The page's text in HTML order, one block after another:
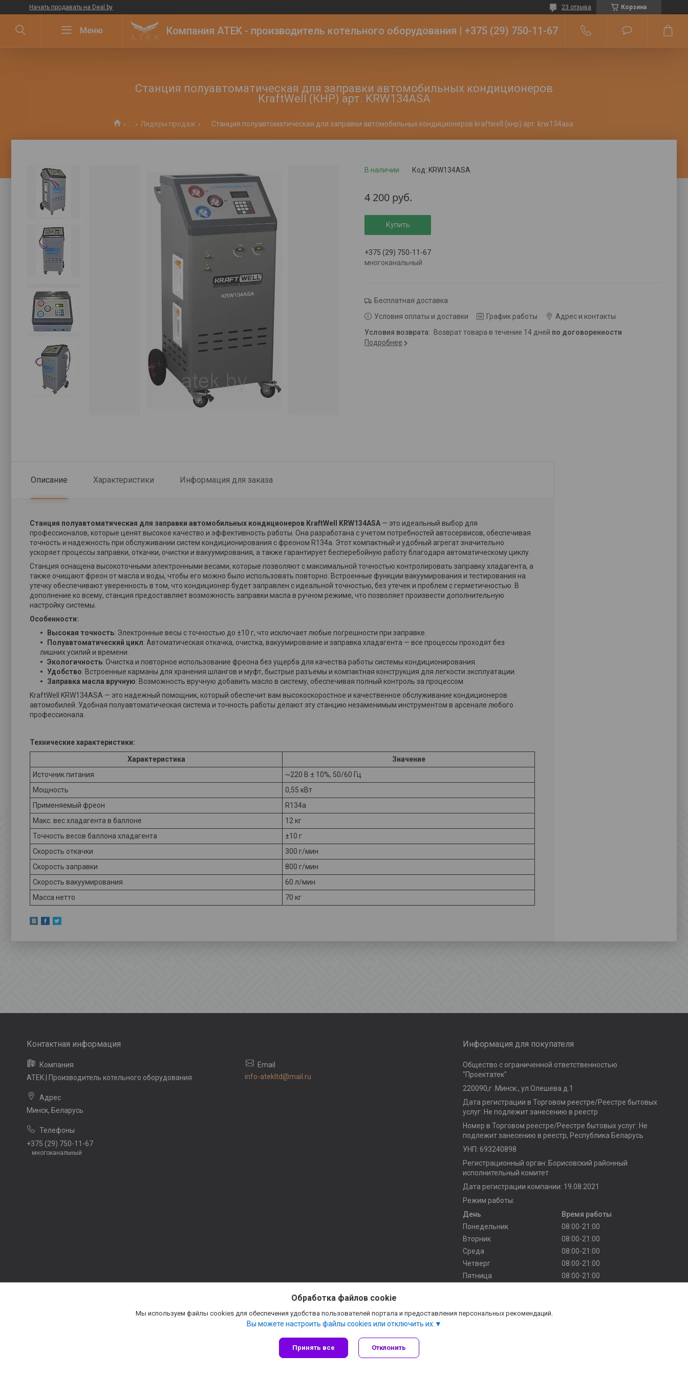
Начать продавать на Deal.by Корзина
23 отзыва
Компания ATEK - производитель котельного оборудования | +375 (29) 750-11-67
Станция полуавтоматическая для заправки автомобильных кондиционеров
KraftWell (КНР) арт. KRW134ASA
Лидеры продаж Станция полуавтоматическая для заправки автомобильных кондиционеров kraftwell (кнр) арт. krw134asa
В наличии Код: KRW134ASA
4 200 руб.
Купить
+375 (29) 750-11-67
многоканальный
Бесплатная доставка
Условия оплаты и доставки
График работы
Адрес и контакты
возврат товара в течение 14 дней по договоренности
Подробнее
Описание Характеристики Информация для заказа
Станция полуавтоматическая для заправки автомобильных кондиционеров KraftWell KRW134ASA — это идеальный выбор для
профессионалов, которые ценят высокое качество и эффективность работы. Она разработана с учетом потребностей автосервисов, обеспечивая
точность и надежность при обслуживании систем кондиционирования с фреоном R134a. Этот компактный и удобный агрегат значительно
ускоряет процессы заправки, откачки, очистки и вакуумирования, а также гарантирует бесперебойную работу благодаря автоматическому циклу.
Станция оснащена высокоточными электронными весами, которые позволяют с максимальной точностью контролировать заправку хладагента, а
также очищают фреон от масла и воды, чтобы его можно было использовать повторно. Встроенные функции вакуумирования и тестирования на
утечку обеспечивают уверенность в том, что кондиционер будет заправлен с идеальной точностью, без утечек и проблем с герметичностью. В
дополнение ко всему, станция предоставляет возможность заправки масла в ручном режиме, что позволяет произвести дополнительную
настройку системы.
Особенности:
Высокая точность: Электронные весы с точностью до ±10 г, что исключает любые погрешности при заправке.
Полуавтоматический цикл: Автоматическая откачка, очистка, вакуумирование и заправка хладагента — все процессы проходят без
лишних усилий и времени.
Экологичность: Очистка и повторное использование фреона без ущерба для качества работы системы кондиционирования.
Удобство: Встроенные карманы для хранения шлангов и муфт, быстрые разъемы и компактная конструкция для легкости эксплуатации.
Заправка масла вручную: Возможность вручную добавить масло в систему, обеспечивая полный контроль за процессом.
KraftWell KRW134ASA — это надежный помощник, который обеспечит вам высокоскоростное и качественное обслуживание кондиционеров
автомобилей. Удобная полуавтоматическая система и точность работы делают эту станцию незаменимым инструментом в арсенале любого
профессионала.
Технические характеристики:
Характеристика
Значение
Источник питания
~220 В ± 10%, 50/60 Гц
Мощность
0,55 кВт
Применяемый фреон
R134a
Макс. вес хладагента в баллоне
12 кг
Точность весов баллона хладагента
±10 г
Скорость откачки
300 г/мин
Скорость заправки
800 г/мин
Скорость вакуумирования
60 л/мин
Масса нетто
70 кг
ATEK | Производитель котельного оборудования
Минск, Беларусь
+375 (29) 750-11-67
многоканальный
info-atekltd@mail.ru
Информация для покупателя
Общество с ограниченной ответственностью
"Проектатек"
220090,г .Минск., ул.Олешева д.1
Дата регистрации в Торговом реестре/Реестре бытовых
услуг: Не подлежит занесению в реестр
Номер в Торговом реестре/Реестре бытовых услуг: Не
подлежит занесению в реестр, Республика Беларусь
УНП: 693240898
Регистрационный орган: Борисовский районный
исполнительный комитет
Дата регистрации компании: 19.08.2021
Режим работы:
День
Время работы
Понедельник
08:00-21:00
Вторник
08:00-21:00
Среда
08:00-21:00
Четверг
08:00-21:00
Пятница
08:00-21:00
Сайт создан на платформе Deal.by
Политика обработки файлов cookies
Обработка файлов cookie
Мы используем файлы cookies для обеспечения удобства пользователей портала и предоставления персональных рекомендаций.
Вы можете настроить файлы cookies или отключить их.
Принять все Отклонить